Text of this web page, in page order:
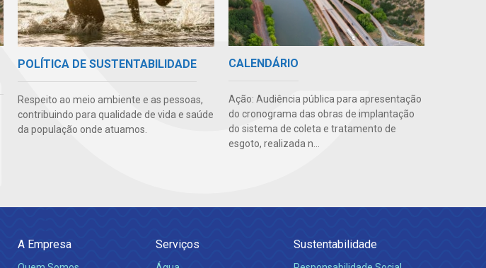
POLÍTICA DE SUSTENTABILIDADE
Respeito ao meio ambiente e as pessoas,
contribuindo para qualidade de vida e saúde
da população onde atuamos.
CALENDÁRIO
Ação: Audiência pública para apresentação
do cronograma das obras de implantação
do sistema de coleta e tratamento de
esgoto, realizada n...
A Empresa Serviços Sustentabilidade